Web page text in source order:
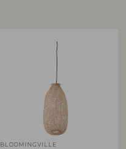
BLOOMINGVILLE